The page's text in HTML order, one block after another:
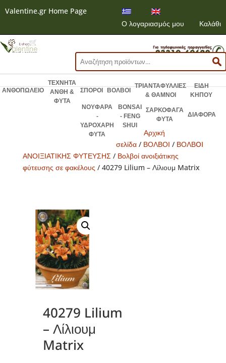
Valentine.gr Home Page
Ο λογαριασμός μου
Καλάθι
Αναζήτηση
για:
ΑΝΘΟΠΩΛΕΙΟ
ΤΕΧΝΗΤΑ
ΑΝΘΗ &
ΦΥΤΑ
ΣΠΟΡΟΙ ΒΟΛΒΟΙ
ΤΡΙΑΝΤΑΦΥΛΛΙΕΣ
& ΘΑΜΝΟΙ
ΕΙΔΗ
ΚΗΠΟΥ
ΝΟΥΦΑΡΑ
-
ΥΔΡΟΧΑΡΗ
ΦΥΤΑ
BONSAI
- FENG
SHUI
ΣΑΡΚΟΦΑΓΑ
ΦΥΤΑ
ΔΙΑΦΟΡΑ
Αρχική
σελίδα / ΒΟΛΒΟΙ / ΒΟΛΒOI
ΑΝΟΙΞΙΑΤΙΚΗΣ ΦΥΤΕΥΣΗΣ/ Βολβοί ανοιξιάτικης
φύτευσης σε φακέλους / 40279 Lilium – Λίλιουμ Matrix
40279 Lilium
– Λίλιουμ
Matrix